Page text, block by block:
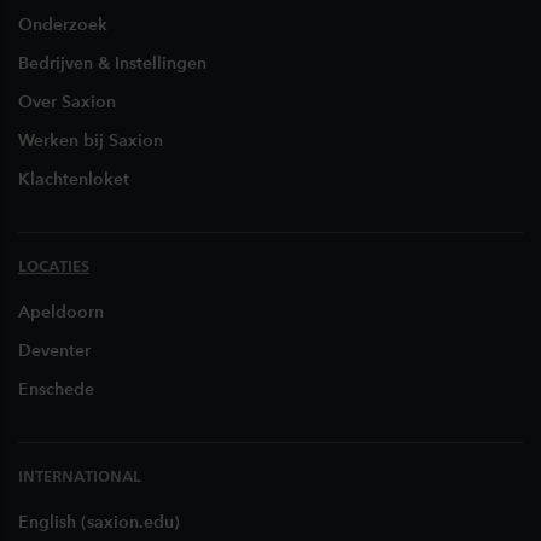
Onderzoek
Bedrijven & Instellingen
Over Saxion
Werken bij Saxion
Klachtenloket
LOCATIES
Apeldoorn
Deventer
Enschede
INTERNATIONAL
English (saxion.edu)